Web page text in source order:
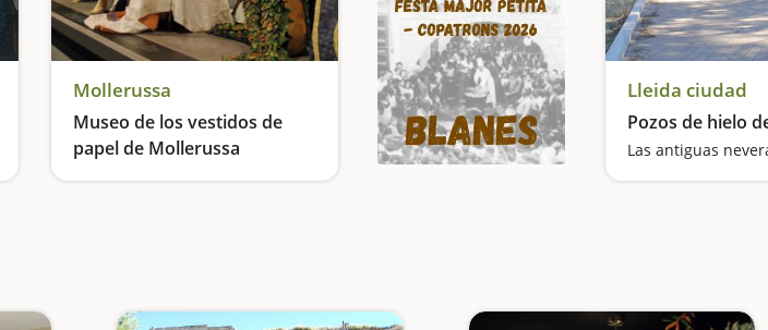
Mollerussa
Museo de los vestidos de
papel de Mollerussa
Veremos el papel convertido en obra de arte
Lleida ciudad
Pozos de hielo
Las antiguas